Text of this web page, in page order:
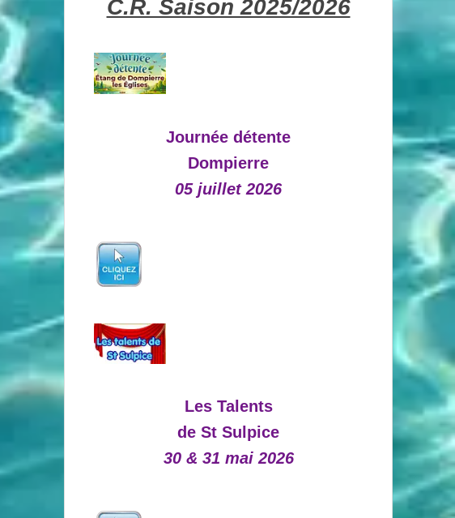
C.R. Saison 2025/2026
Journée détente
Dompierre
05 juillet 2026
Les Talents
de St Sulpice
30 & 31 mai 2026